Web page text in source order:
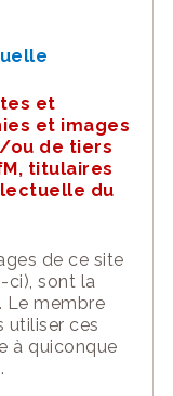
et
et images
ou de tiers
titulaires
du
de ce site
ci), sont la
. Le membre
utiliser ces
à quiconque